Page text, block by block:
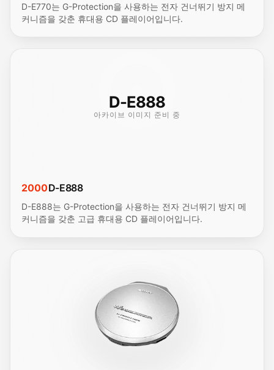
D-E770는 G-Protection을 사용하는 전자 건너뛰기 방지 메
커니즘을 갖춘 휴대용 CD 플레이어입니다.
D-E888
아카이브 이미지 준비 중
2000D-E888
D-E888는 G-Protection을 사용하는 전자 건너뛰기 방지 메
커니즘을 갖춘 고급 휴대용 CD 플레이어입니다.